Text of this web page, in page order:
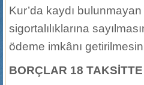
Kur’da kaydı
sigortalılıklarına
ödeme imkânı
BORÇLAR 18 TAKSİTTE